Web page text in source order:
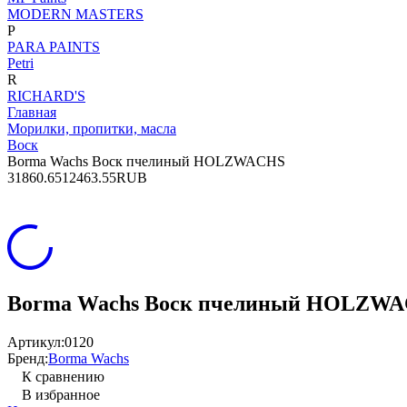
MODERN MASTERS
P
PARA PAINTS
Petri
R
RICHARD'S
Главная
Морилки, пропитки, масла
Воск
Borma Wachs Воск пчелиный HOLZWACHS
31860.6512463.55RUB
Borma Wachs Воск пчелиный
Артикул:0120
Бренд:Borma Wachs
К сравнению
В избранное